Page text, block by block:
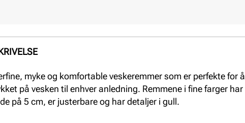
myke og komfortable veskeremmer som er perfekte for
på vesken til enhver anledning. Remmene i fine farger har
på 5 cm, er justerbare og har detaljer i gull.